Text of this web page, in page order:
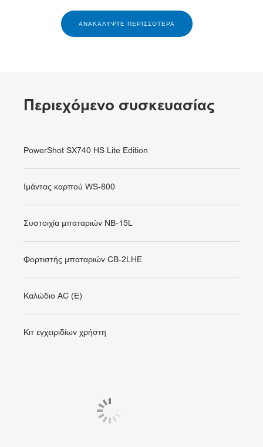
ΑΝΑΚΑΛΥΨΤΕ ΠΕΡΙΣΣΟΤΕΡΑ
Περιεχόμενο συσκευασίας
PowerShot SX740 HS Lite Edition
Ιμάντας καρπού WS-800
Συστοιχία μπαταριών NB-15L
Φορτιστής μπαταριών CB-2LHE
Καλώδιο AC (E)
Κιτ εγχειριδίων χρήστη